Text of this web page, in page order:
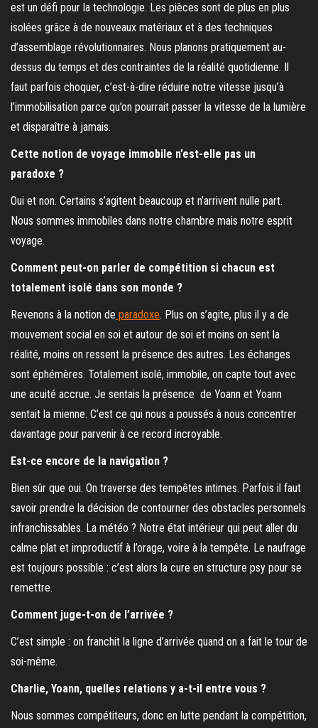
est un défi pour la technologie. Les pièces sont de plus en plus
isolées grâce à de nouveaux matériaux et à des techniques
d’assemblage révolutionnaires. Nous planons pratiquement au-
dessus du temps et des contraintes de la réalité quotidienne. Il
faut parfois choquer, c’est-à-dire réduire notre vitesse jusqu’à
l’immobilisation parce qu’on pourrait passer la vitesse de la lumière
et disparaître à jamais.
Cette notion de voyage immobile n’est-elle pas un
paradoxe ?
Oui et non. Certains s’agitent beaucoup et n’arrivent nulle part.
Nous sommes immobiles dans notre chambre mais notre esprit
voyage.
Comment peut-on parler de compétition si chacun est
totalement isolé dans son monde ?
Revenons à la notion de paradoxe. Plus on s’agite, plus il y a de
mouvement social en soi et autour de soi et moins on sent la
réalité, moins on ressent la présence des autres. Les échanges
sont éphémères. Totalement isolé, immobile, on capte tout avec
une acuité accrue. Je sentais la présence de Yoann et Yoann
sentait la mienne. C’est ce qui nous a poussés à nous concentrer
davantage pour parvenir à ce record incroyable.
Est-ce encore de la navigation ?
Bien sûr que oui. On traverse des tempêtes intimes. Parfois il faut
savoir prendre la décision de contourner des obstacles personnels
infranchissables. La météo ? Notre état intérieur qui peut aller du
calme plat et improductif à l’orage, voire à la tempête. Le naufrage
est toujours possible : c’est alors la cure en structure psy pour se
remettre.
Comment juge-t-on de l’arrivée ?
C’est simple : on franchit la ligne d’arrivée quand on a fait le tour de
soi-même.
Charlie, Yoann, quelles relations y a-t-il entre vous ?
Nous sommes compétiteurs, donc en lutte pendant la compétition,